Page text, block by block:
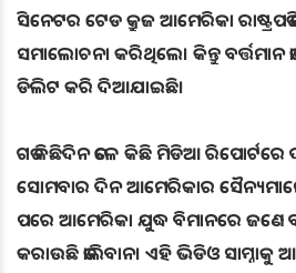
ସିନେଟର ଟେଡ କ୍ରୁଜ ଆମେରିକା
ସମାଲୋଚନା କରିଥିଲେ। କିନ୍ତୁ ବର୍ତ୍ତମାନ
ଡିଲିଟ କରି ଦିଆଯାଇଛି।
ଗତ କିଛିଦିନ ତଳେ କିଛି ମିଡିଆ ରିପୋର୍ଟରେ
ସୋମବାର ଦିନ ଆମେରିକାର
ପରେ ଆମେରିକା ଯୁଦ୍ଧ ବିମାନରେ ଜଣେ
କରାଉଛି ତାଲିବାନ। ଏହି ଭିଡିଓ ସାମ୍ନାକୁ